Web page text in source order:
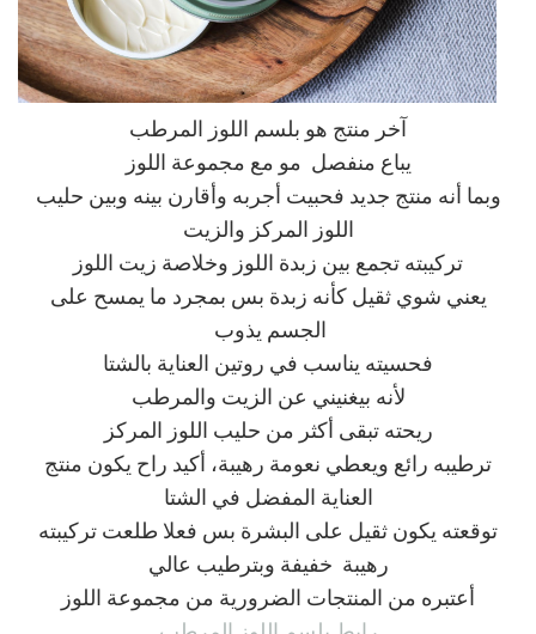
آخر منتج هو بلسم اللوز المرطب
يباع منفصل مو مع مجموعة اللوز
وبما أنه منتج جديد فحبيت أجربه وأقارن بينه وبين حليب
اللوز المركز والزيت
تركيبته تجمع بين زبدة اللوز وخلاصة زيت اللوز
يعني شوي ثقيل كأنه زبدة بس بمجرد ما يمسح على
الجسم يذوب
فحسيته يناسب في روتين العناية بالشتا
لأنه بيغنيني عن الزيت والمرطب
ريحته تبقى أكثر من حليب اللوز المركز
ترطيبه رائع ويعطي نعومة رهيبة، أكيد راح يكون منتج
العناية المفضل في الشتا
توقعته يكون ثقيل على البشرة بس فعلا طلعت تركيبته
رهيبة خفيفة وبترطيب عالي
أعتبره من المنتجات الضرورية من مجموعة اللوز